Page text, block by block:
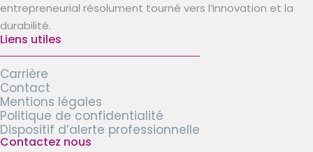
entrepreneurial résolument tourné vers l’innovation et la
durabilité.
Liens utiles
Carrière
Contact
Mentions légales
Politique de confidentialité
Dispositif d’alerte professionnelle
Contactez nous